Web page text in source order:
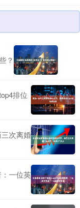
？
排位
次离婚
一位英